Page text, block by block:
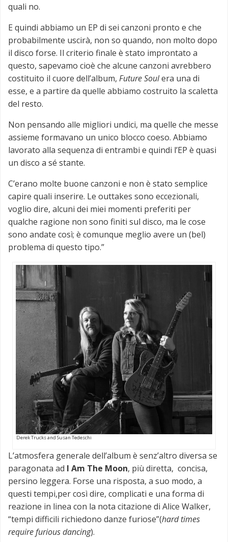
quali no.
E quindi abbiamo un EP di sei canzoni pronto e che
probabilmente uscirà, non so quando, non molto dopo
il disco forse. Il criterio finale è stato improntato a
questo, sapevamo cioè che alcune canzoni avrebbero
costituito il cuore dell’album, Future Soulera una di
esse, e a partire da quelle abbiamo costruito la scaletta
del resto.
Non pensando alle migliori undici, ma quelle che messe
assieme formavano un unico blocco coeso. Abbiamo
lavorato alla sequenza di entrambi e quindi l’EP è quasi
un disco a sé stante.
C’erano molte buone canzoni e non è stato semplice
capire quali inserire. Le outtakes sono eccezionali,
voglio dire, alcuni dei miei momenti preferiti per
qualche ragione non sono finiti sul disco, ma le cose
sono andate così; è comunque meglio avere un (bel)
problema di questo tipo.”
Derek Trucks and Susan Tedeschi
L’atmosfera generale dell’album è senz’altro diversa se
paragonata ad I Am The Moon, più diretta, concisa,
persino leggera. Forse una risposta, a suo modo, a
questi tempi,per così dire, complicati e una forma di
reazione in linea con la nota citazione di Alice Walker,
“tempi difficili richiedono danze furiose”(hard times
require furious dancing).